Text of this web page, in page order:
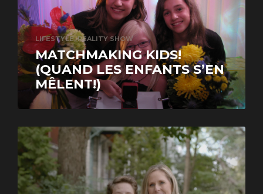
LIFESTYLE, REALITY SHOW
MATCHMAKING KIDS!
(QUAND LES ENFANTS S’EN
MÊLENT!)